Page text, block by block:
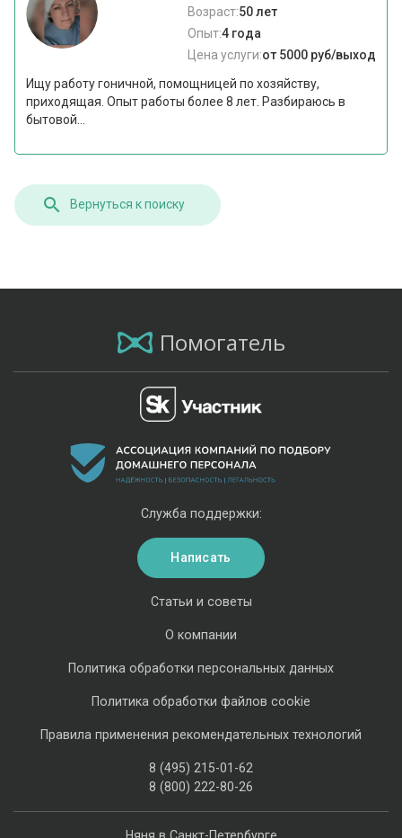
Возраст:50 лет
Опыт:4 года
Цена услуги:от 5000 руб/выход
Ищу работу гоничной, помощницей по хозяйству,
приходящая. Опыт работы более 8 лет. Разбираюсь в
бытовой...
Вернуться к поиску
Помогатель
Статьи и советы
О компании
Политика обработки персональных данных
Политика обработки файлов cookie
Правила применения рекомендательных технологий
8 (495) 215-01-62
8 (800) 222-80-26
Служба поддержки:
Написать